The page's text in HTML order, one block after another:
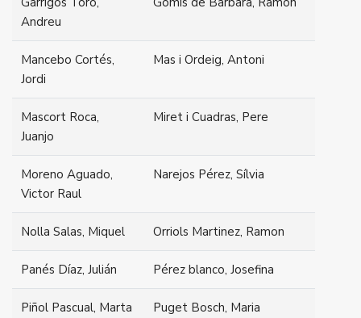
Andreu
Mancebo Cortés,
Jordi
Mas i Ordeig, Antoni
Mascort Roca,
Juanjo
Miret i Cuadras, Pere
Moreno Aguado,
Victor Raul
Narejos Pérez, Sílvia
Nolla Salas, Miquel Orriols Martinez, Ramon
Panés Díaz, Julián Pérez blanco, Josefina
Piñol Pascual, Marta Puget Bosch, Maria